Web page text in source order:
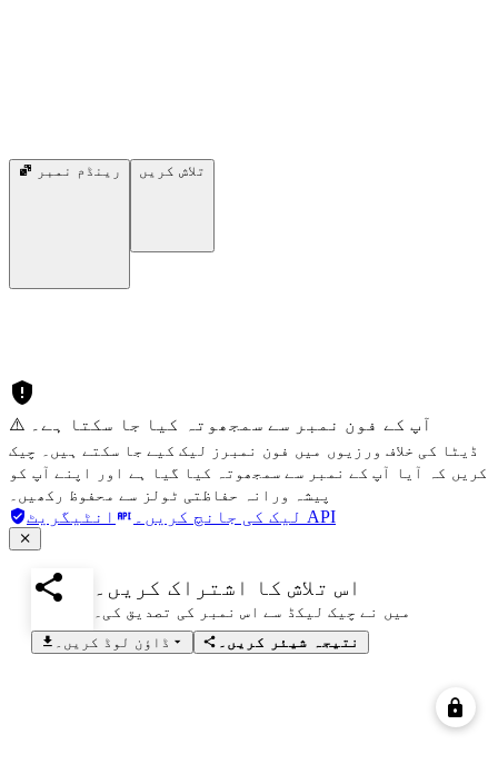
رینڈم نمبر تلاش کریں
⚠️ آپ کے فون نمبر سے سمجھوتہ کیا جا سکتا ہے۔
ڈیٹا کی خلاف ورزیوں میں فون نمبرز لیک کیے جا سکتے ہیں۔ چیک
کریں کہ آیا آپ کے نمبر سے سمجھوتہ کیا گیا ہے اور اپنے آپ کو
پیشہ ورانہ حفاظتی ٹولز سے محفوظ رکھیں۔
لیک کی جانچ کریں۔ انٹیگریٹ API
اس تلاش کا اشتراک کریں۔
میں نے چیک لیکڈ سے اس نمبر کی تصدیق کی۔
ڈاؤن لوڈ کریں۔
نتیجہ شیئر کریں۔